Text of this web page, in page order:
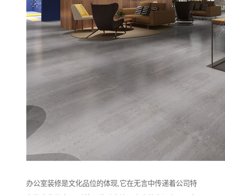
办公室装修是文化品位的体现,它在无言中传递着公司特